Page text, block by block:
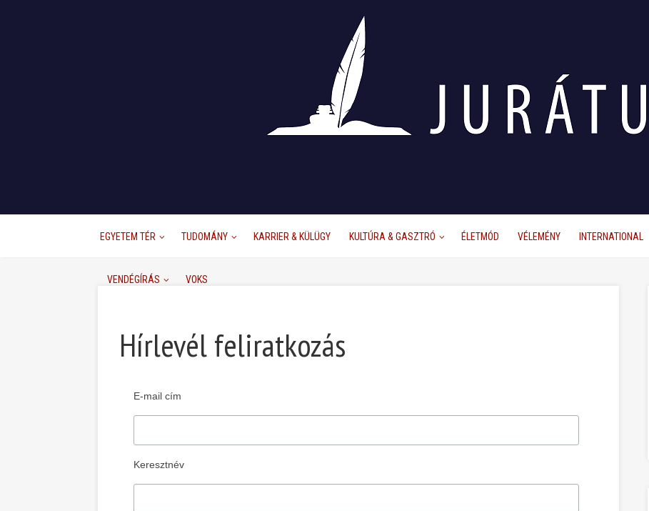
EGYETEM TÉR TUDOMÁNY KARRIER & KÜLÜGY KULTÚRA & GASZTRÓ ÉLETMÓD VÉLEMÉNY INTERNATIONAL
VENDÉGÍRÁS VOKS
Hírlevél feliratkozás
E-mail cím
Keresztnév